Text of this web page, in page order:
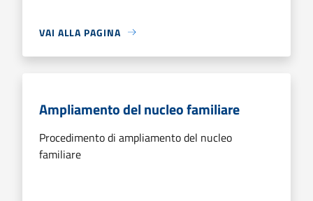
VAI ALLA PAGINA
Ampliamento del nucleo familiare
Procedimento di ampliamento del nucleo
familiare